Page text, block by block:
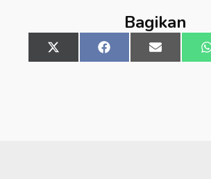
Bagikan
Share
on
X
(Twitter)
Share
on
FacebookShare
on
Email